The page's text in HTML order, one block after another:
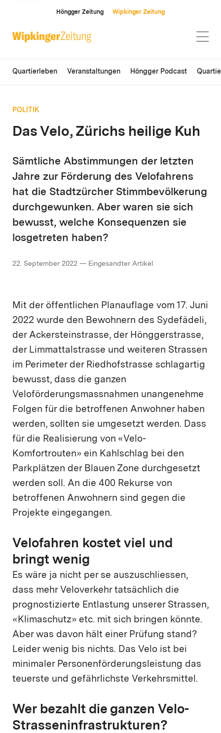
Höngger Zeitung Wipkinger Zeitung
Quartierleben Veranstaltungen Höngger Podcast
POLITIK
Das Velo, Zürichs heilige Kuh
Sämtliche Abstimmungen der letzten
Jahre zur Förderung des Velofahrens
hat die Stadtzürcher Stimmbevölkerung
durchgewunken. Aber waren sie sich
bewusst, welche Konsequenzen sie
losgetreten haben?
22. September 2022 — Eingesandter Artikel
Mit der öffentlichen Planauflage vom 17. Juni
2022 wurde den Bewohnern des Sydefädeli,
der Ackersteinstrasse, der Hönggerstrasse,
der Limmattalstrasse und weiteren Strassen
im Perimeter der Riedhofstrasse schlagartig
bewusst, dass die ganzen
Veloförderungsmassnahmen unangenehme
Folgen für die betroffenen Anwohner haben
werden, sollten sie umgesetzt werden. Dass
für die Realisierung von «Velo-
Komfortrouten» ein Kahlschlag bei den
Parkplätzen der Blauen Zone durchgesetzt
werden soll. An die 400 Rekurse von
betroffenen Anwohnern sind gegen die
Projekte eingegangen.
Velofahren kostet viel und
bringt wenig
Es wäre ja nicht per se auszuschliessen,
dass mehr Veloverkehr tatsächlich die
prognostizierte Entlastung unserer Strassen,
«Klimaschutz» etc. mit sich bringen könnte.
Aber was davon hält einer Prüfung stand?
Leider wenig bis nichts. Das Velo ist bei
minimaler Personenförderungsleistung das
teuerste und gefährlichste Verkehrsmittel.
Wer bezahlt die ganzen Velo-
Strasseninfrastrukturen?